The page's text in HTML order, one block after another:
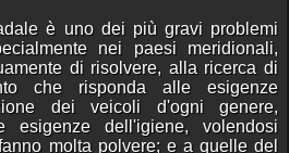
è uno dei più gravi problemi
nei paesi meridionali,
di risolvere, alla ricerca di
che risponda alle esigenze
dei veicoli d'ogni genere,
esigenze dell'igiene, volendosi
molta polvere; e a quelle del